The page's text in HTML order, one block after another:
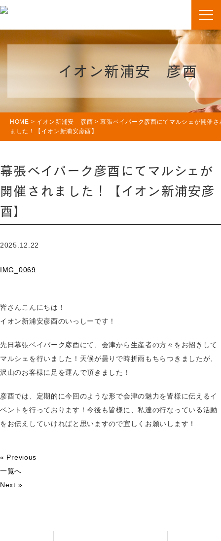
イオン新浦安 彦酉
HOME > イオン新浦安 彦酉 >幕張ベイパーク彦酉にてマルシェが開催さ
ました！【イオン新浦安彦酉】
幕張ベイパーク彦酉にてマルシェが
開催されました！【イオン新浦安彦
酉】
2025.12.22
IMG_0069
皆さんこんにちは！
イオン新浦安彦酉のいっしーです！
先日幕張ベイパーク彦酉にて、会津から生産者の方々をお招きして
マルシェを行いました！天候が曇りで時折雨もちらつきましたが、
沢山のお客様に足を運んで頂きました！
彦酉では、定期的に今回のような形で会津の魅力を皆様に伝えるイ
ベントを行っております！今後も皆様に、私達の行なっている活動
をお伝えしていければと思いますので宜しくお願いします！
« Previous
一覧へ
Next »